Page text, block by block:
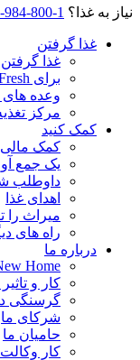
نیاز به غذا؟ 1-800-984-3663
غذا گرفتن
غذا گرفتن
برای CalFresh درخواست دهید
وعده های
مرکز
کمک کنید
کمک مالی
یک جمع
داوطلب
اهدای غذا
میراث را
راه های
درباره ما
Home
کار و
گرسنگی
شرکای ما
حامیان ما
کار